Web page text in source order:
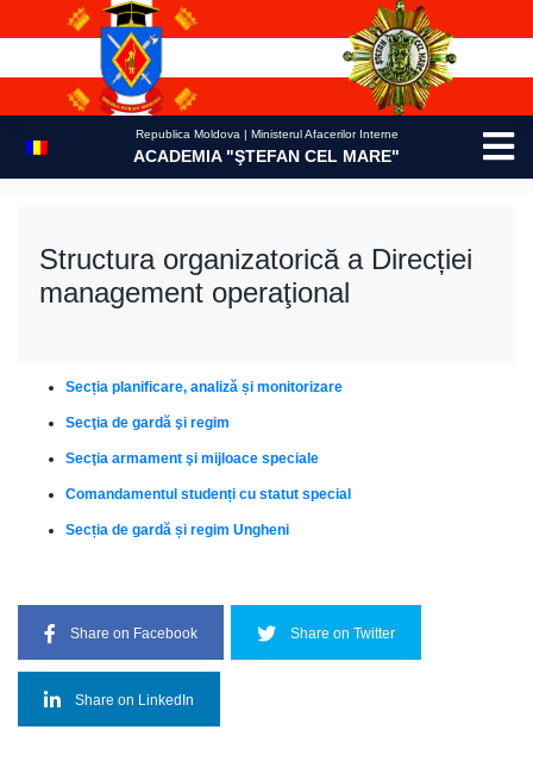
Republica Moldova | Ministerul Afacerilor Interne
ACADEMIA "ŞTEFAN CEL MARE"
Structura organizatorică a Direcției
management operaţional
Secția planificare, analiză și monitorizare
Secţia de gardă şi regim
Secţia armament şi mijloace speciale
Comandamentul studenți cu statut special
Secția de gardă și regim Ungheni
Share on Facebook Share on Twitter
Share on LinkedIn